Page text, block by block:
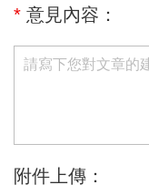
* 意見內容：
附件上傳：